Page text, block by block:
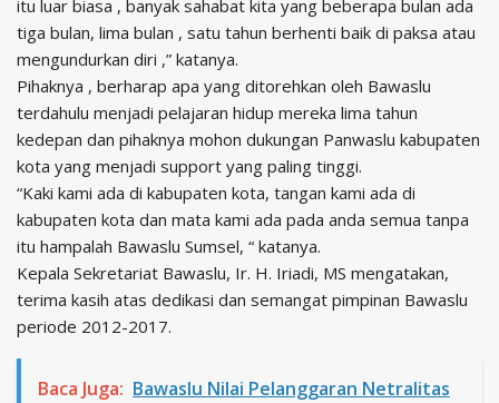
itu luar biasa , banyak sahabat kita yang beberapa bulan ada
tiga bulan, lima bulan , satu tahun berhenti baik di paksa atau
mengundurkan diri ,” katanya.
Pihaknya , berharap apa yang ditorehkan oleh Bawaslu
terdahulu menjadi pelajaran hidup mereka lima tahun
kedepan dan pihaknya mohon dukungan Panwaslu kabupaten
kota yang menjadi support yang paling tinggi.
“Kaki kami ada di kabupaten kota, tangan kami ada di
kabupaten kota dan mata kami ada pada anda semua tanpa
itu hampalah Bawaslu Sumsel, “ katanya.
Kepala Sekretariat Bawaslu, Ir. H. Iriadi, MS mengatakan,
terima kasih atas dedikasi dan semangat pimpinan Bawaslu
periode 2012-2017.
Baca Juga: Bawaslu Nilai Pelanggaran Netralitas